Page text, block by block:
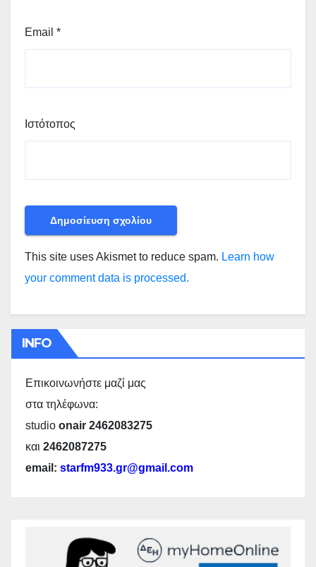
Email *
Ιστότοπος
This site uses Akismet to reduce spam. Learn how
your comment data is processed.
INFO
Επικοινωνήστε μαζί μας
στα τηλέφωνα:
studio onair 2462083275
και 2462087275
email: starfm933.gr@gmail.com